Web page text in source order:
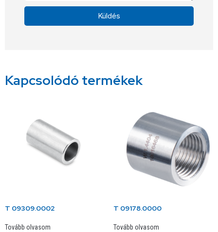
Küldés
Kapcsolódó termékek
T 09309.0002
Tovább olvasom
T 09178.0000
Tovább olvasom